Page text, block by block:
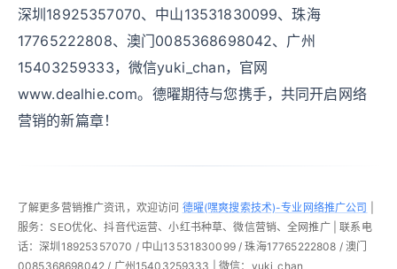
深圳18925357070、中山13531830099、珠海
17765222808、澳门0085368698042、广州
15403259333，微信yuki_chan，官网
www.dealhie.com。德曜期待与您携手，共同开启网络
营销的新篇章！
了解更多营销推广资讯，欢迎访问 德曜(嘿爽搜索技术)-专业网络推广公司
服务：SEO优化、抖音代运营、小红书种草、微信营销、全网推广 | 联系电
话：深圳18925357070 / 中山13531830099 / 珠海17765222808 / 澳门
0085368698042 / 广州15403259333 | 微信：yuki_chan